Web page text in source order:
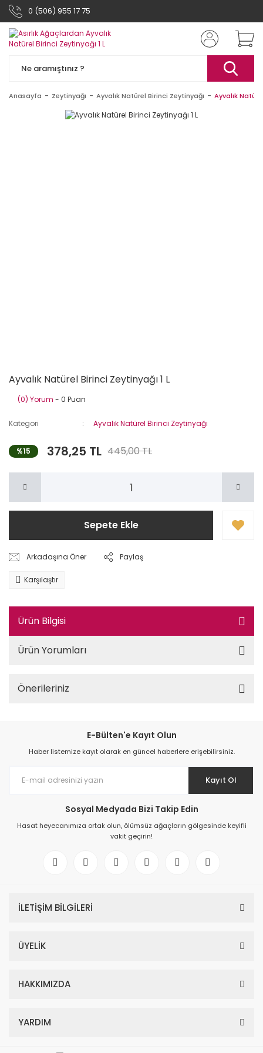
0 (506) 955 17 75
Anasayfa Zeytinyağı Ayvalık Natürel Birinci Zeytinyağı Ayvalık
Ayvalık Natürel Birinci Zeytinyağı 1 L
(0) Yorum - 0 Puan
Kategori Ayvalık Natürel Birinci Zeytinyağı
%15 378,25 TL 445,00 TL
Sepete Ekle
Arkadaşına Öner Paylaş
Karşılaştır
Ürün Bilgisi
Ürün Yorumları
Önerileriniz
E-Bülten'e Kayıt Olun
Haber listemize kayıt olarak en güncel haberlere erişebilirsiniz.
Kayıt Ol
Sosyal Medyada Bizi Takip Edin
Hasat heyecanımıza ortak olun, ölümsüz ağaçların gölgesinde keyifli
vakit geçirin!
İLETİŞİM BİLGİLERİ
ÜYELİK
HAKKIMIZDA
YARDIM